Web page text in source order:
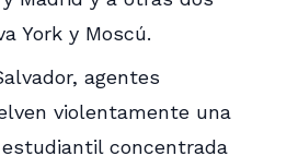
York y Moscú.
agentes
violentamente una
concentrada